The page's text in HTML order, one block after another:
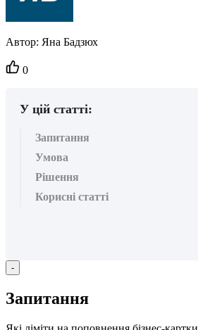
Автор: Яна Бадзюх
Кількість
вподобайок:
0
У цій статті:
Запитання
Умова
Рішення
Корисні статті
-
Запитання